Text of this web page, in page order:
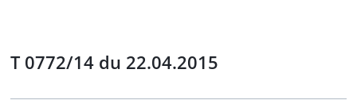
T 0772/14 du 22.04.2015